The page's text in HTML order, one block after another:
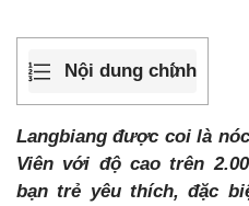
Nội dung chính
Langbiang được coi là
Viên với độ cao trên
bạn trẻ yêu thích, đặc